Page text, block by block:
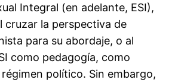
Integral (en adelante, ESI),
cruzar la perspectiva de
para su abordaje, o al
como pedagogía, como
político. Sin embargo,